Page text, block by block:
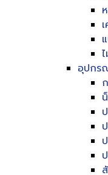
อุปกร